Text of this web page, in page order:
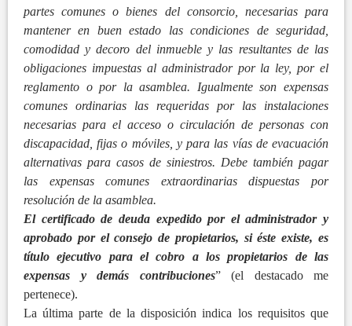
partes comunes o bienes del consorcio, necesarias para
mantener en buen estado las condiciones de seguridad,
comodidad y decoro del inmueble y las resultantes de las
obligaciones impuestas al administrador por la ley, por el
reglamento o por la asamblea. Igualmente son expensas
comunes ordinarias las requeridas por las instalaciones
necesarias para el acceso o circulación de personas con
discapacidad, fijas o móviles, y para las vías de evacuación
alternativas para casos de siniestros. Debe también pagar
las expensas comunes extraordinarias dispuestas por
resolución de la asamblea.
El certificado de deuda expedido por el administrador y
aprobado por el consejo de propietarios, si éste existe, es
título ejecutivo para el cobro a los propietarios de las
expensas y demás contribuciones” (el destacado me
pertenece).
La última parte de la disposición indica los requisitos que